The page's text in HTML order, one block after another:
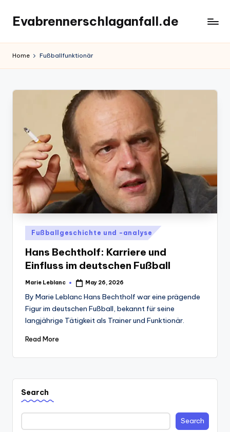
content
Evabrennerschlaganfall.de
Home Fußballfunktionär
Posted
in
Fußballgeschichte und -analyse
Hans Bechtholf: Karriere und
Einfluss im deutschen Fußball
Posted
Marie Leblanc May 26, 2026
By Marie Leblanc Hans Bechtholf war eine prägende
Figur im deutschen Fußball, bekannt für seine
langjährige Tätigkeit als Trainer und Funktionär.
Read More
Search
Search